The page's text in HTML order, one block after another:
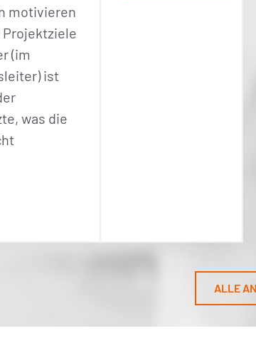
motivieren
(im
ist
was die
ALLE